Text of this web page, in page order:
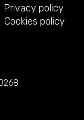
Privacy policy
Cookies policy